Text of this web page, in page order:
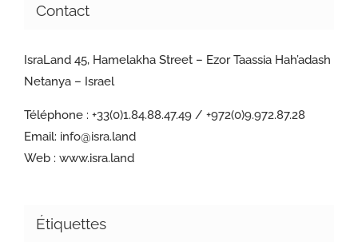
Contact
IsraLand 45, Hamelakha Street – Ezor Taassia Hah’adash
Netanya – Israel
Téléphone : +33(0)1.84.88.47.49 / +972(0)9.972.87.28
Email: info@isra.land
Web : www.isra.land
Étiquettes